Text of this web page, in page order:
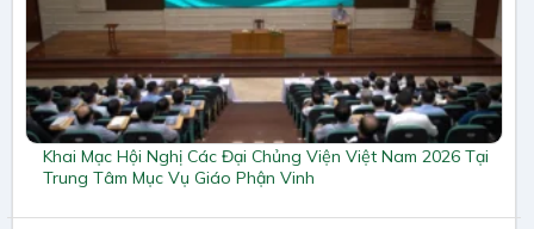
Khai Mạc Hội Nghị Các Đại Chủng Viện Việt Nam 2026 Tại
Trung Tâm Mục Vụ Giáo Phận Vinh